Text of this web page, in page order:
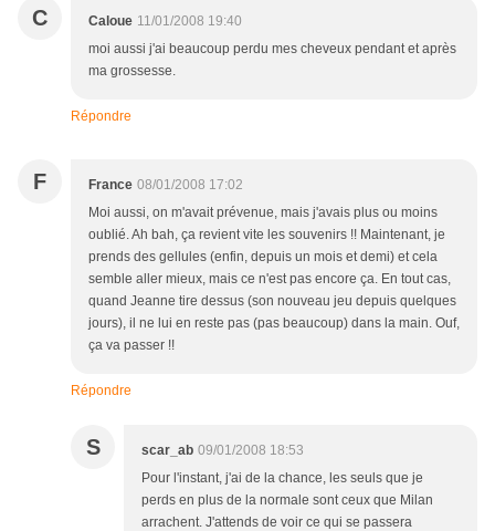
C Caloue 11/01/2008 19:40
moi aussi j'ai beaucoup perdu mes cheveux pendant et après
ma grossesse.
Répondre
F France 08/01/2008 17:02
Moi aussi, on m'avait prévenue, mais j'avais plus ou moins
oublié. Ah bah, ça revient vite les souvenirs !! Maintenant, je
prends des gellules (enfin, depuis un mois et demi) et cela
semble aller mieux, mais ce n'est pas encore ça. En tout cas,
quand Jeanne tire dessus (son nouveau jeu depuis quelques
jours), il ne lui en reste pas (pas beaucoup) dans la main. Ouf,
ça va passer !!
Répondre
S scar_ab 09/01/2008 18:53
Pour l'instant, j'ai de la chance, les seuls que je
perds en plus de la normale sont ceux que Milan
arrachent. J'attends de voir ce qui se passera